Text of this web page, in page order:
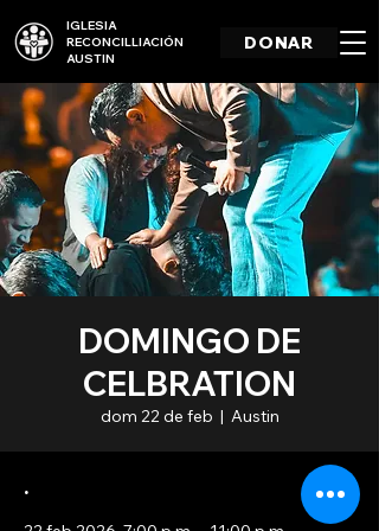
DONAR
IGLESIA
RECONCILLIACIÓN
AUSTIN
DOMINGO DE
CELBRATION
dom 22 de feb
  |
Austin
.